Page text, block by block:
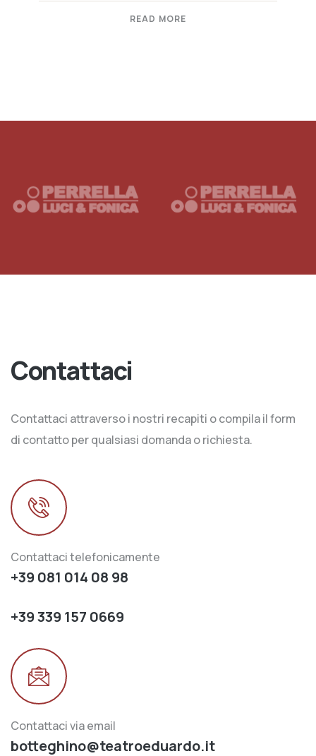
READ MORE
Contattaci
Contattaci attraverso i nostri recapiti o compila il form
di contatto per qualsiasi domanda o richiesta.
Contattaci telefonicamente
+39 081 014 08 98
+39 339 157 0669
Contattaci via email
botteghino@teatroeduardo.it